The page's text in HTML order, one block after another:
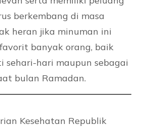
berkembang di masa
heran jika minuman ini
banyak orang, baik
sehari-hari maupun sebagai
bulan Ramadan.
Kesehatan Republik